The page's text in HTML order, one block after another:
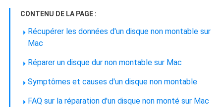
CONTENU DE LA PAGE :
Récupérer les données d'un disque non montable sur
Mac
Réparer un disque dur non montable sur Mac
Symptômes et causes d'un disque non montable
FAQ sur la réparation d'un disque non monté sur Mac